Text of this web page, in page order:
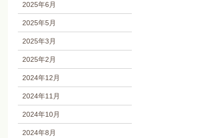
2025年6月
2025年5月
2025年3月
2025年2月
2024年12月
2024年11月
2024年10月
2024年8月